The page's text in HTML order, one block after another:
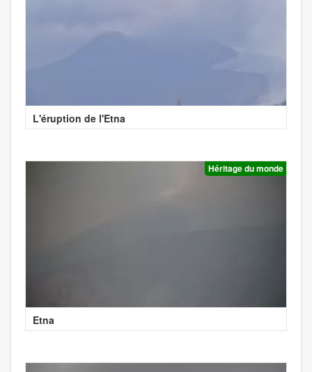
L'éruption de l'Etna
Héritage du monde
Etna